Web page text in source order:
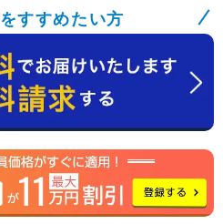
をすすめたい方